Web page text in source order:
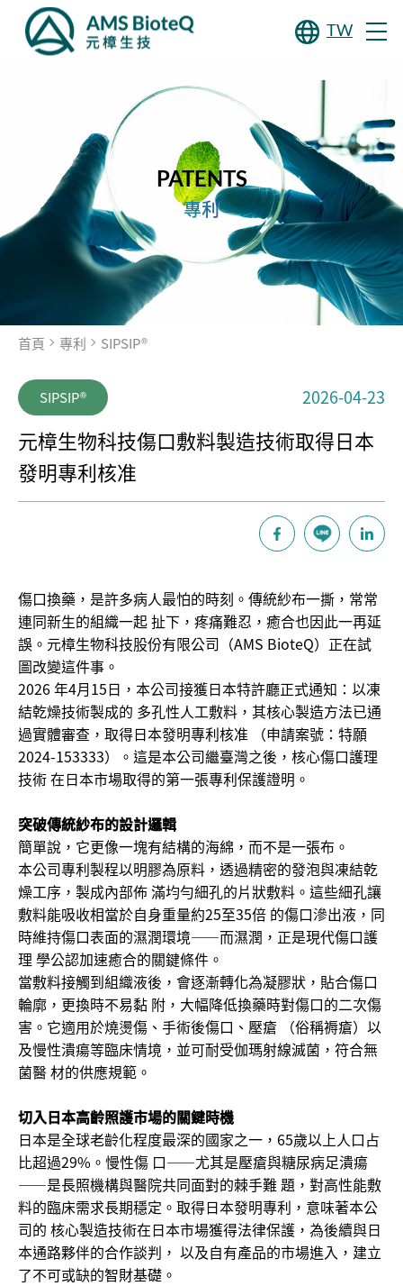
TW
PATENTS
專利
首頁 專利 SIPSIP®
SIPSIP® 2026-04-23
元樟生物科技傷口敷料製造技術取得日本
發明專利核准
傷口換藥，是許多病人最怕的時刻。傳統紗布一撕，常常
連同新生的組織一起 扯下，疼痛難忍，癒合也因此一再延
誤。元樟生物科技股份有限公司（AMS BioteQ）正在試
圖改變這件事。
2026 年4月15日，本公司接獲日本特許廳正式通知：以凍
結乾燥技術製成的 多孔性人工敷料，其核心製造方法已通
過實體審查，取得日本發明專利核准 （申請案號：特願
2024-153333）。這是本公司繼臺灣之後，核心傷口護理
技術 在日本市場取得的第一張專利保護證明。
突破傳統紗布的設計邏輯
簡單說，它更像一塊有結構的海綿，而不是一張布。
本公司專利製程以明膠為原料，透過精密的發泡與凍結乾
燥工序，製成內部佈 滿均勻細孔的片狀敷料。這些細孔讓
敷料能吸收相當於自身重量約25至35倍 的傷口滲出液，同
時維持傷口表面的濕潤環境——而濕潤，正是現代傷口護
理 學公認加速癒合的關鍵條件。
當敷料接觸到組織液後，會逐漸轉化為凝膠狀，貼合傷口
輪廓，更換時不易黏 附，大幅降低換藥時對傷口的二次傷
害。它適用於燒燙傷、手術後傷口、壓瘡 （俗稱褥瘡）以
及慢性潰瘍等臨床情境，並可耐受伽瑪射線滅菌，符合無
菌醫 材的供應規範。
切入日本高齡照護市場的關鍵時機
日本是全球老齡化程度最深的國家之一，65歲以上人口占
比超過29%。慢性傷 口——尤其是壓瘡與糖尿病足潰瘍
——是長照機構與醫院共同面對的棘手難 題，對高性能敷
料的臨床需求長期穩定。取得日本發明專利，意味著本公
司的 核心製造技術在日本市場獲得法律保護，為後續與日
本通路夥伴的合作談判， 以及自有產品的市場進入，建立
了不可或缺的智財基礎。